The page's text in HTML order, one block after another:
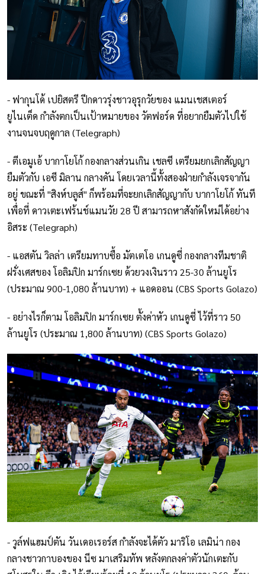
- ฟากุนโด้ เปยิสตรี ปีกดาวรุ่งชาวอุรุกวัยของ แมนเชสเตอร์
ยูไนเต็ด กำลังตกเป็นเป้าหมายของ วัตฟอร์ด ที่อยากยืมตัวไปใช้
งานจนจบฤดูกาล (Telegraph)
- ตีเอมูเอ้ บากาโยโก้ กองกลางส่วนเกิน เชลซี เตรียมยกเลิกสัญญา
ยืมตัวกับ เอซี มิลาน กลางคัน โดยเวลานี้ทั้งสองฝ่ายกำลังเจรจากัน
อยู่ ขณะที่ "สิงห์บลูส์" ก็พร้อมที่จะยกเลิกสัญญากับ บากาโยโก้ ทันที
เพื่อที่ ดาวเตะเฟร้นช์แมนวัย 28 ปี สามารถหาสังกัดใหม่ได้อย่าง
อิสระ (Telegraph)
- แอสตัน วิลล่า เตรียมทาบซื้อ มัตเตโอ เกนดูซี่ กองกลางทีมชาติ
ฝรั่งเศสของ โอลิมปิก มาร์กเซย ด้วยวงเงินราว 25-30 ล้านยูโร
(ประมาณ 900-1,080 ล้านบาท) + แอดออน (CBS Sports Golazo)
- อย่างไรก็ตาม โอลิมปิก มาร์กเซย ตั้งค่าหัว เกนดูซี่ ไว้ที่ราว 50
ล้านยูโร (ประมาณ 1,800 ล้านบาท) (CBS Sports Golazo)
- วูล์ฟแฮมป์ตัน วันเดอเรอร์ส กำลังจะได้ตัว มาริโอ เลมิน่า กอง
กลางชาวกาบองของ นีซ มาเสริมทัพ หลังตกลงค่าตัวนักเตะกับ